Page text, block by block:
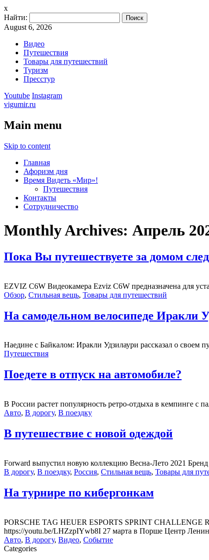
x
Найти:
August 6, 2026
Видео
Путешествия
Товары для путешествий
Туризм
Пресстур
Youtube Instagram
vigumir.ru
Main menu
Skip to content
Главная
Афоризм дня
Время Видеть «Мир»!
Путешествия
Контакты
Сотрудничество
Monthly Archives: Апрель
Пока Вы путешествуете за домом
EZVIZ C6W Видеокамера Ezviz C6W предназначена для
Обзор, Стильная вещь, Товары для путешествий
На самодельном велосипеде Иракли
Наедине с Байкалом: Иракли Удзилаури рассказал о своем
Путешествия
Поедете в отпуск на автомобиле?
В России растет популярность ретро-отдыха в кемпинге с
Авто, В дорогу, В поездку
В путешествие с новой одеждой
Forward выпустил новую коллекцию Весна-Лето 2021
В дорогу, В поездку, Россия, Стильная вещь, Товары для
На турнире по кибергонкам
PORSCHE TAG HEUER ESPORTS SPRINT CHALLENGE
https://youtu.be/LHZzpIYwb8I 27 марта в Порше Центр
Авто, В дорогу, Видео, Событие
Categories